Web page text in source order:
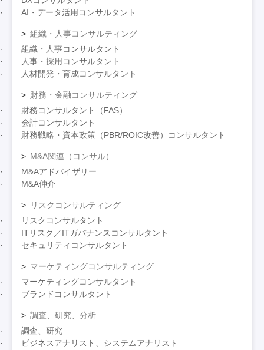
AI・データ活用コンサルタント
組織・人事コンサルティング
組織・人事コンサルタント
人事・採用コンサルタント
人材開発・育成コンサルタント
財務・金融コンサルティング
財務コンサルタント（FAS）
会計コンサルタント
財務戦略・資本政策（PBR/ROIC改善）コンサルタント
M&A関連（コンサル）
M&Aアドバイザリー
M&A仲介
リスクコンサルティング
リスクコンサルタント
ITリスク／ITガバナンスコンサルタント
セキュリティコンサルタント
マーケティングコンサルティング
マーケティングコンサルタント
ブランドコンサルタント
調査、研究、分析
調査、研究
ビジネスアナリスト、システムアナリスト